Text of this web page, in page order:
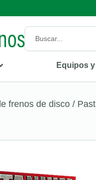
Equipos
frenos de disco /